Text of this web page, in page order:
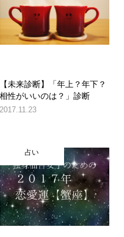
【未来診断】「年上？年下？
相性がいいのは？」診断
2017.11.23
占い